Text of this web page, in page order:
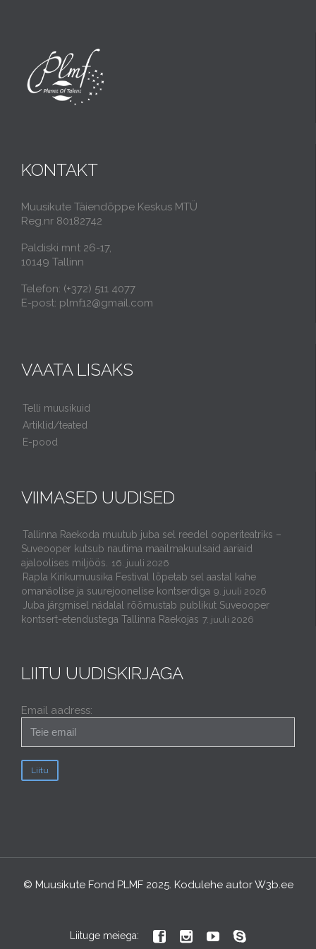
KONTAKT
Muusikute Täiendõppe Keskus MTÜ
Reg.nr 80182742
Paldiski mnt 26-17,
10149 Tallinn
Telefon: (+372) 511 4077
E-post: plmf12@gmail.com
VAATA LISAKS
Telli muusikuid
Artiklid/teated
E-pood
VIIMASED UUDISED
Tallinna Raekoda muutub juba sel reedel ooperiteatriks –
Suveooper kutsub nautima maailmakuulsaid aariaid
ajaloolises miljöös.
16. juuli 2026
Rapla Kirikumuusika Festival lõpetab sel aastal kahe
omanäolise ja suurejoonelise kontserdiga 9. juuli 2026
Juba järgmisel nädalal rõõmustab publikut Suveooper
kontsert-etendustega Tallinna Raekojas 7. juuli 2026
LIITU UUDISKIRJAGA
Email aadress:
© Muusikute Fond PLMF 2025. Kodulehe autorW3b.ee
Liituge meiega:    